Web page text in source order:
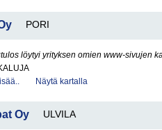
PORI
löytyi yrityksen omien www-sivujen
Näytä kartalla
Oy ULVILA